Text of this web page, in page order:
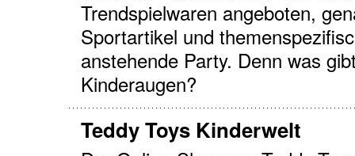
Trendspielwaren angeboten,
Sportartikel und
anstehende Party. Denn was
Kinderaugen?
Teddy Toys Kinderwelt